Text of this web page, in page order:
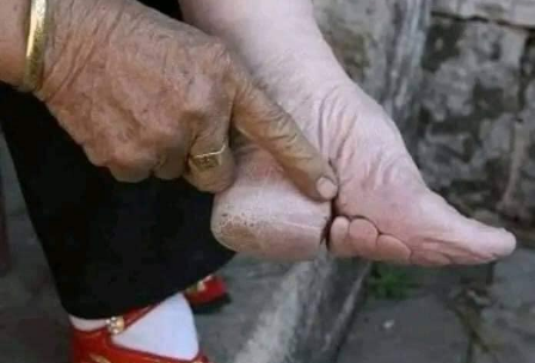
الكاتب الحقيقة بعد أن كان عاصر الأخ نور وعايشه” (ص 2).
لقد غاص المؤلف في أبعاد شخصية الأخ نور النفسية والروحية،
اللاهوتية والفلسفية في لغة عربية مرهفة ومشوّقة وصفيّة
ودقيقة، ليصبح هذا الكتاب اقرب إلى سيرة القديسين منه إلى
تدوين سيرة الغيريّة او السرد الروائيّ أو التأريخ الروحي. (ص 38).
فيُعرّف عنه “إنه جهاد جورج بساليس اليوناني، الحلبي، اللبناني،
وقد تناسى عاطفة أمّه وتجارة أبيه، وأنس إخواته، ورفاقه، في
برج حمّود، وقرّر ألا يكنز كنوزًا على الأرض حيث السّوس، ولا يعبد
المال، وألّا يهتم لنفسه بما يأكل، ولا لجسده بما يلبس، حاسبًا
نفسه طائرًا من طيور السماء وزنابق الحقل، مكتفيًا بطلب
ملكوت الله، وبرّه، غير آبه بما يحمل الغد له من شؤون وشجون،